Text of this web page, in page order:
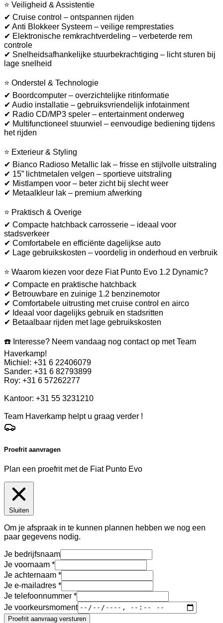
⭐ Veiligheid & Assistentie
✔ Cruise control – ontspannen rijden
✔ Anti Blokkeer Systeem – veilige remprestaties
✔ Elektronische remkrachtverdeling – verbeterde rem
controle
✔ Snelheidsafhankelijke stuurbekrachtiging – licht sturen bij
lage snelheid
⭐ Onderstel & Technologie
✔ Boordcomputer – overzichtelijke ritinformatie
✔ Audio installatie – gebruiksvriendelijk infotainment
✔ Radio CD/MP3 speler – entertainment onderweg
✔ Multifunctioneel stuurwiel – eenvoudige bediening tijdens
het rijden
⭐ Exterieur & Styling
✔ Bianco Radioso Metallic lak – frisse en stijlvolle uitstraling
✔ 15” lichtmetalen velgen – sportieve uitstraling
✔ Mistlampen voor – beter zicht bij slecht weer
✔ Metaalkleur lak – premium afwerking
⭐ Praktisch & Overige
✔ Compacte hatchback carrosserie – ideaal voor
stadsverkeer
✔ Comfortabele en efficiënte dagelijkse auto
✔ Lage gebruikskosten – voordelig in onderhoud en verbruik
⭐ Waarom kiezen voor deze Fiat Punto Evo 1.2 Dynamic?
✔ Compacte en praktische hatchback
✔ Betrouwbare en zuinige 1.2 benzinemotor
✔ Comfortabele uitrusting met cruise control en airco
✔ Ideaal voor dagelijks gebruik en stadsritten
✔ Betaalbaar rijden met lage gebruikskosten
☎️ Interesse? Neem vandaag nog contact op met Team
Haverkamp!
Michiel: +31 6 22406079
Sander: +31 6 82793899
Roy: +31 6 57262277
Kantoor: +31 55 3231210
Team Haverkamp helpt u graag verder !
Proefrit aanvragen
Plan een proefrit met de Fiat Punto Evo
Sluiten
Om je afspraak in te kunnen plannen hebben we nog een
paar gegevens nodig.
Je bedrijfsnaam
Je voornaam
Je achternaam
Je e-mailadres
Je telefoonnummer
Je voorkeursmoment
Proefrit aanvraag versturen